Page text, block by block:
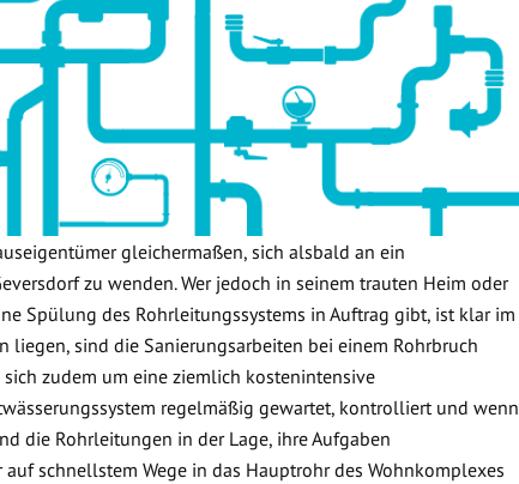
gleichermaßen, sich alsbald an ein
zu wenden. Wer jedoch in seinem trauten Heim oder
Spülung des Rohrleitungssystems in Auftrag gibt, ist klar im
liegen, sind die Sanierungsarbeiten bei einem Rohrbruch
zudem um eine ziemlich kostenintensive
regelmäßig gewartet, kontrolliert und wenn
die Rohrleitungen in der Lage, ihre Aufgaben
schnellstem Wege in das Hauptrohr des Wohnkomplexes